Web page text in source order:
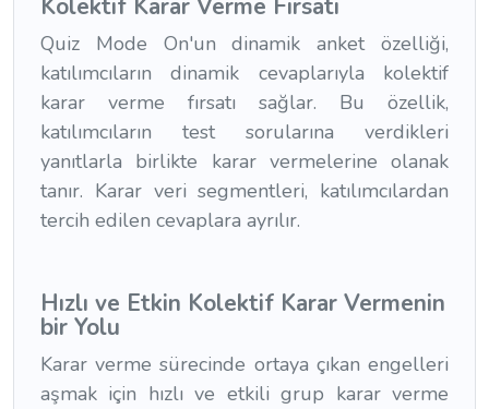
Kolektif Karar Verme Fırsatı
Quiz Mode On'un dinamik anket özelliği,
katılımcıların dinamik cevaplarıyla kolektif
karar verme fırsatı sağlar. Bu özellik,
katılımcıların test sorularına verdikleri
yanıtlarla birlikte karar vermelerine olanak
tanır. Karar veri segmentleri, katılımcılardan
tercih edilen cevaplara ayrılır.
Hızlı ve Etkin Kolektif Karar Vermenin
bir Yolu
Karar verme sürecinde ortaya çıkan engelleri
aşmak için hızlı ve etkili grup karar verme